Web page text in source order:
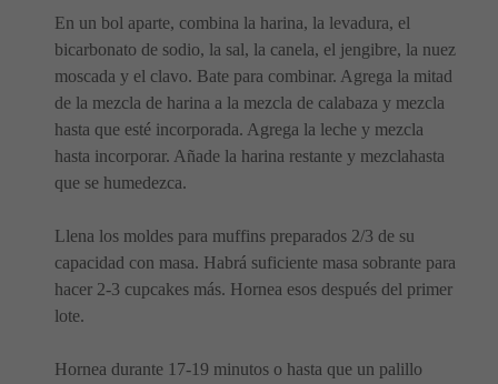
En un bol aparte, combina la harina, la levadura, el
bicarbonato de sodio, la sal, la canela, el jengibre, la nuez
moscada y el clavo. Bate para combinar. Agrega la mitad
de la mezcla de harina a la mezcla de calabaza y mezcla
hasta que esté incorporada. Agrega la leche y mezcla
hasta incorporar. Añade la harina restante y mezclahasta
que se humedezca.
Llena los moldes para muffins preparados 2/3 de su
capacidad con masa. Habrá suficiente masa sobrante para
hacer 2-3 cupcakes más. Hornea esos después del primer
lote.
Hornea durante 17-19 minutos o hasta que un palillo